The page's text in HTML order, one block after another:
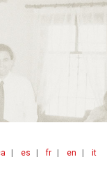
es fr en it